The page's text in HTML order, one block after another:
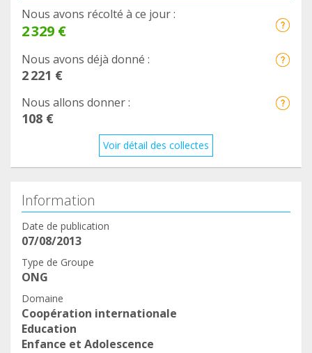
mediante este foro.
Ya sabéis que podéis daros de baja si no estáis
Desde Asociación Akshy os mandamos un fuerte
abrazo y os agradecemos de nuevo vuestra ayuda.
Nous avons récolté à ce jour :
2 329 €
Nous avons déjà donné :
2 221 €
Nous allons donner :
108 €
Voir détail des collectes
Information
Date de publication
07/08/2013
Type de Groupe
ONG
Domaine
Coopération internationale
Education
Enfance et Adolescence